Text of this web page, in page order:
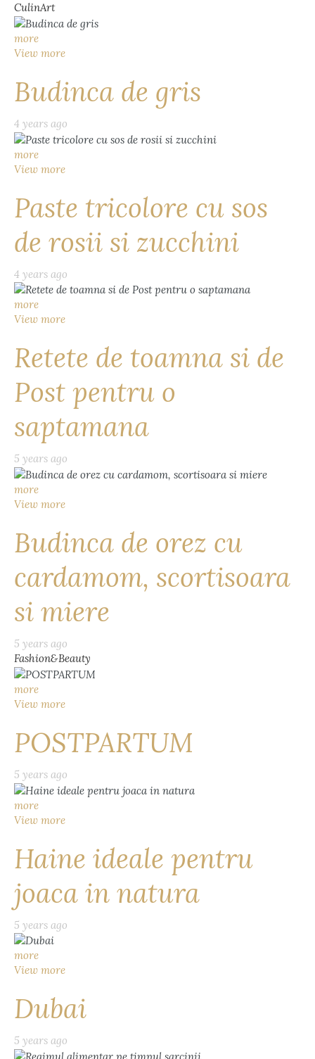
CulinArt
more
View more
Budinca de gris
4 years ago
more
View more
Paste tricolore cu sos
de rosii si zucchini
4 years ago
more
View more
Retete de toamna si de
Post pentru o
saptamana
5 years ago
more
View more
Budinca de orez cu
cardamom, scortisoara
si miere
5 years ago
Fashion&Beauty
more
View more
POSTPARTUM
5 years ago
more
View more
Haine ideale pentru
joaca in natura
5 years ago
more
View more
Dubai
5 years ago